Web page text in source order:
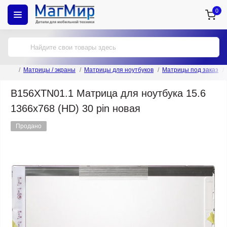
0
Матрицы / экраны Матрицы для ноутбуков Матрицы под заказ
B156XTN01.1 Матрица для ноутбука 15.6
1366x768 (HD) 30 pin новая
Продано